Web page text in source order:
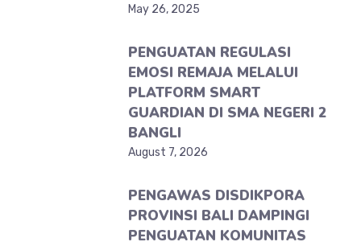
May 26, 2025
PENGUATAN REGULASI
EMOSI REMAJA MELALUI
PLATFORM SMART
GUARDIAN DI SMA NEGERI 2
BANGLI
August 7, 2026
PENGAWAS DISDIKPORA
PROVINSI BALI DAMPINGI
PENGUATAN KOMUNITAS